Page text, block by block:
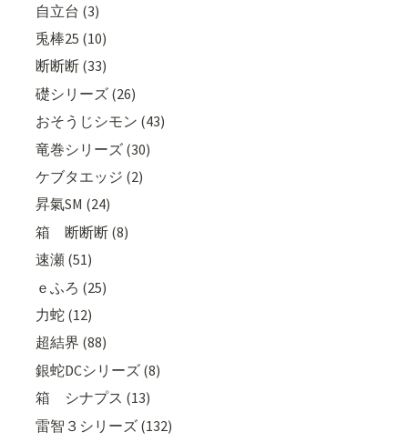
自立台 (3)
兎棒25 (10)
断断断 (33)
礎シリーズ (26)
おそうじシモン (43)
竜巻シリーズ (30)
ケブタエッジ (2)
昇氣SM (24)
箱 断断断 (8)
速瀬 (51)
ｅふろ (25)
力蛇 (12)
超結界 (88)
銀蛇DCシリーズ (8)
箱 シナプス (13)
雷智３シリーズ (132)